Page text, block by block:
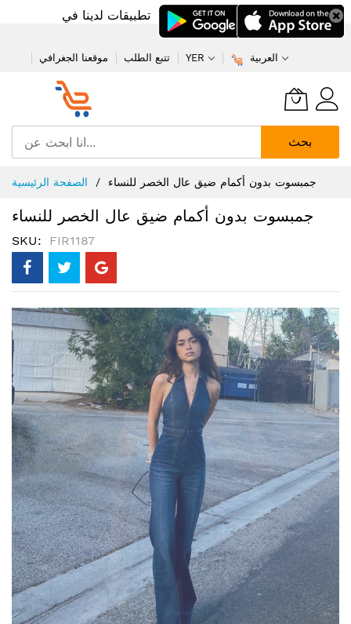
تطبيقات لدينا في
موقعنا الجغرافي تتبع الطلب YER العربية
بحث
إلى
المحتوى
الصفحة الرئيسية جمبسوت بدون أكمام ضيق عال الخصر للنساء
جمبسوت بدون أكمام ضيق عال الخصر للنساء
SKU FIR1187
انتقل
إلى
النهاية
معرض
الصور